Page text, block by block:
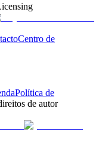
Centro de
Política de
de autor